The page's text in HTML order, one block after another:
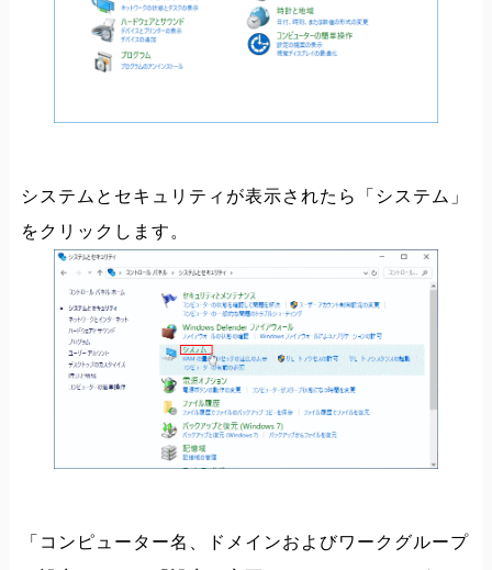
システムとセキュリティが表示されたら「システム」
をクリックします。
「コンピューター名、ドメインおよびワークグループ